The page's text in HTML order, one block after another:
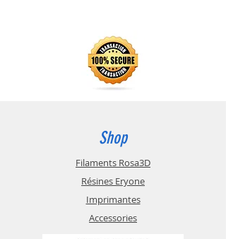
--- Application: entretien de circuit
intégré, entretien de pièces de
précision, entretien d'accessoires
Shop
Filaments Rosa3D
Résines Eryone
Imprimantes
Accessories